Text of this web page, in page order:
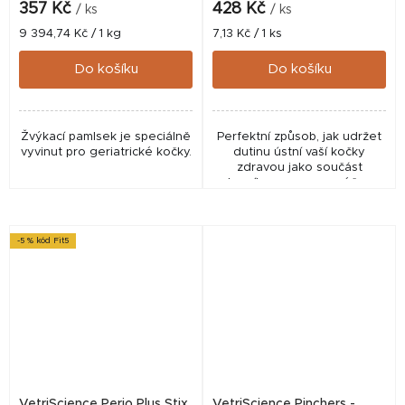
357 Kč / ks
Měrná
cena:
9 394,74 Kč / 1 kg
Do košíku
Žvýkací pamlsek je speciálně
vyvinut pro geriatrické kočky.
428 Kč / ks
Měrná
cena:
7,13 Kč / 1 ks
Do košíku
Perfektní způsob, jak udržet
dutinu ústní vaší kočky
zdravou jako součást
-5 % kód Fit5